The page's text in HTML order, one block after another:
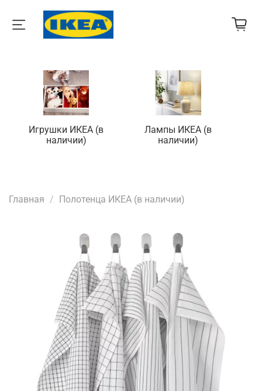
Игрушки ИКЕА (в
наличии)
Лампы ИКЕА (в
наличии)
Главная Полотенца ИКЕА (в наличии)